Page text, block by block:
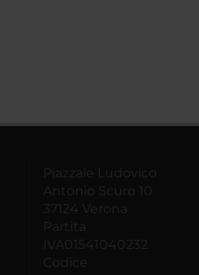
Piazzale Ludovico
Antonio Scuro 10
37124 Verona
Partita
IVA01541040232
Codice